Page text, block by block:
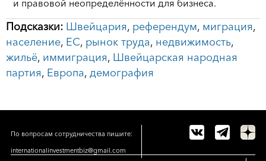
и правовой неопределённости для бизнеса.
Подсказки: Швейцария, референдум, миграция,
население, ЕС, рынок труда, недвижимость,
жильё, иммиграция, Швейцарская народная
партия, Европа, демография
По вопросам сотрудничества пишите:
internationalinvestmentbiz@gmail.com